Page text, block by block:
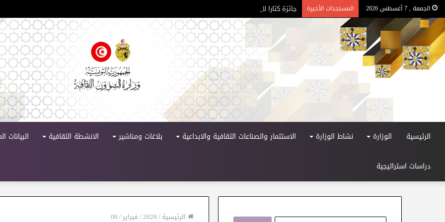
الجمعة , 7 أغسطس 2026 المستجدات الأخيرة جائزة كتارا للرواية العربية – الدورة 11
الرئيسية الوزارة نشاط الوزارة الاستثمار والصناعات الثقافية والابداعية بلاغات ومناشير الانشطة الثقافية البيانات
دراسات استراتيجية
الرئيسية/
2026
/فبراير/
06